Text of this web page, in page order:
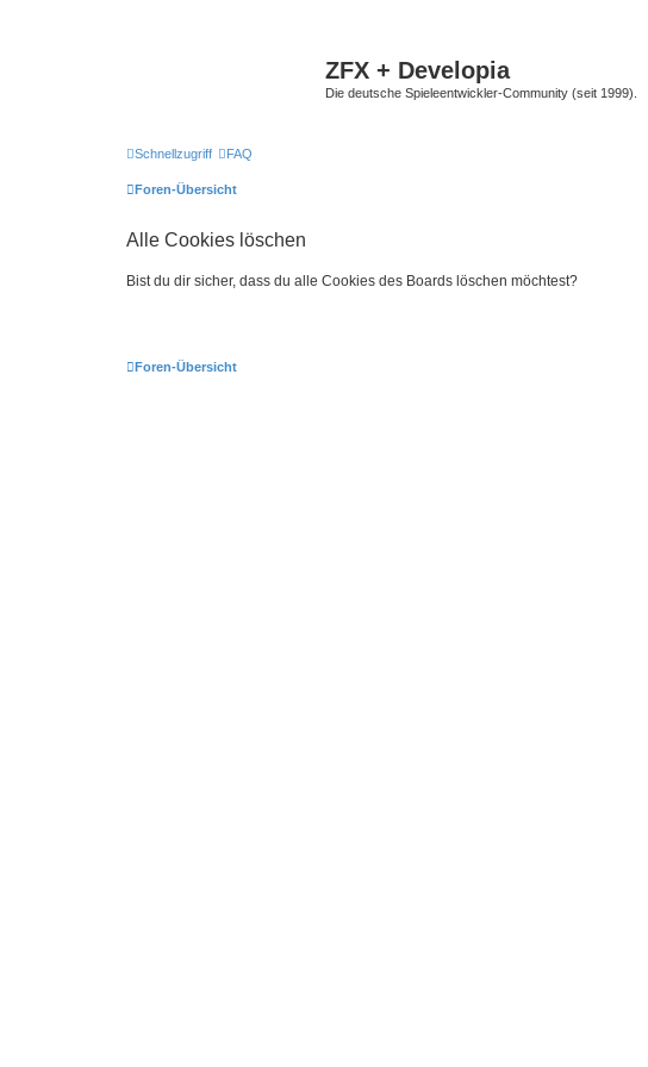
ZFX + Developia
Die deutsche Spieleentwickler-Community (seit 1999).
Schnellzugriff FAQ
Foren-Übersicht
Alle Cookies löschen
Bist du dir sicher, dass du alle Cookies des Boards löschen möchtest?
Foren-Übersicht